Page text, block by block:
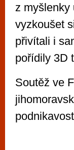
z myšlenky
vyzkoušet
přivítali i
pořídily 3D
Soutěž ve